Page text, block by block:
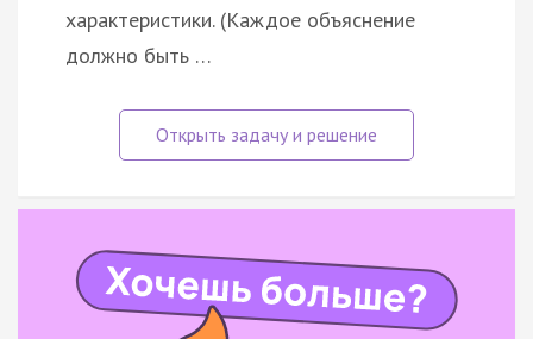
характеристики. (Каждое объяснение
должно быть …